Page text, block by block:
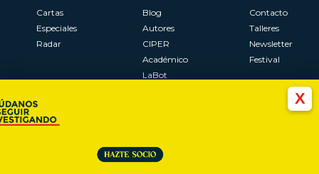
X
Cartas
Especiales
Radar
Blog
Autores
CIPER
Académico
LaBot
Contacto
Talleres
Newsletter
Festival